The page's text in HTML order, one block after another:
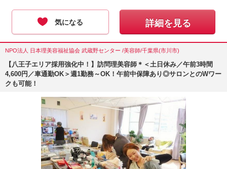
気になる 詳細を見る
NPO法人 日本理美容福祉協会 武蔵野センター /美容師/千葉県(市川市)
【八王子エリア採用強化中！】訪問理美容師＊＜土日休み／午前3時間
4,600円／車通勤OK＞週1勤務～OK！午前中保障あり◎サロンとのWワー
クも可能！